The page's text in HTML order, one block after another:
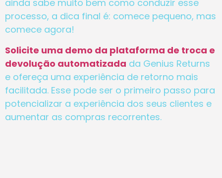
ainda sabe muito bem como conduzir esse
processo, a dica final é: comece pequeno, mas
comece agora!
Solicite uma demo da plataforma de troca e
devolução automatizada da Genius Returns
e ofereça uma experiência de retorno mais
facilitada. Esse pode ser o primeiro passo para
potencializar a experiência dos seus clientes e
aumentar as compras recorrentes.